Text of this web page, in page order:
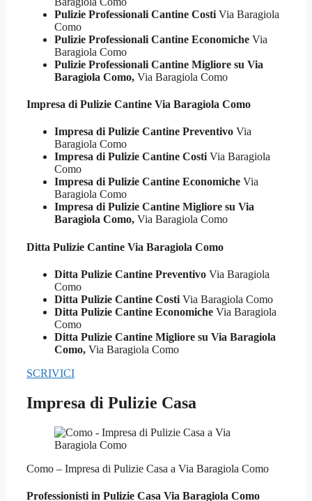
Pulizie Professionali Cantine Costi Via Baragiola
Como
Pulizie Professionali Cantine Economiche Via
Baragiola Como
Pulizie Professionali Cantine Migliore su Via
Baragiola Como, Via Baragiola Como
Impresa di Pulizie Cantine Via Baragiola Como
Impresa di Pulizie Cantine Preventivo Via
Baragiola Como
Impresa di Pulizie Cantine CostiVia Baragiola
Como
Impresa di Pulizie Cantine Economiche Via
Baragiola Como
Impresa di Pulizie Cantine Migliore su Via
Baragiola Como, Via Baragiola Como
Ditta Pulizie Cantine Via Baragiola Como
Ditta Pulizie Cantine Preventivo Via Baragiola
Como
Ditta Pulizie Cantine Costi Via Baragiola Como
Ditta Pulizie Cantine Economiche Via Baragiola
Como
Ditta Pulizie Cantine Migliore su Via Baragiola
Como, Via Baragiola Como
SCRIVICI
Impresa di Pulizie Casa
Como – Impresa di Pulizie Casa a Via Baragiola Como
Professionisti in Pulizie Casa Via Baragiola Como